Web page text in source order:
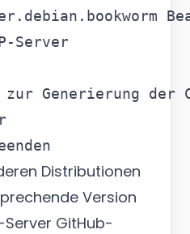
Server
Generierung der
Distributionen
Version
Server GitHub-